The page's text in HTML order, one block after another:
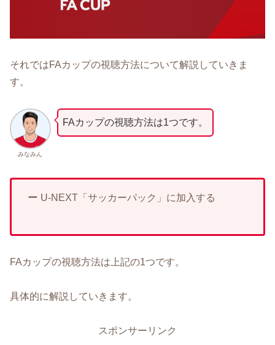
それではFAカップの視聴方法について解説していきま
す。
みなみん
FAカップの視聴方法は1つです。
ー U-NEXT「サッカーパック」に加入する
FAカップの視聴方法は上記の1つです。
具体的に解説していきます。
スポンサーリンク